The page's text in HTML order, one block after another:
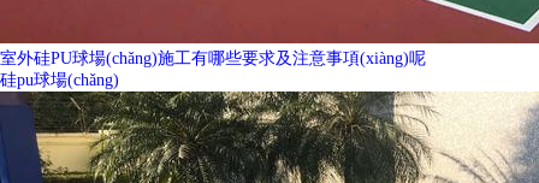
室外硅PU球場(chǎng)施工有哪些要求及注意事項(xiàng)呢
硅pu球場(chǎng)